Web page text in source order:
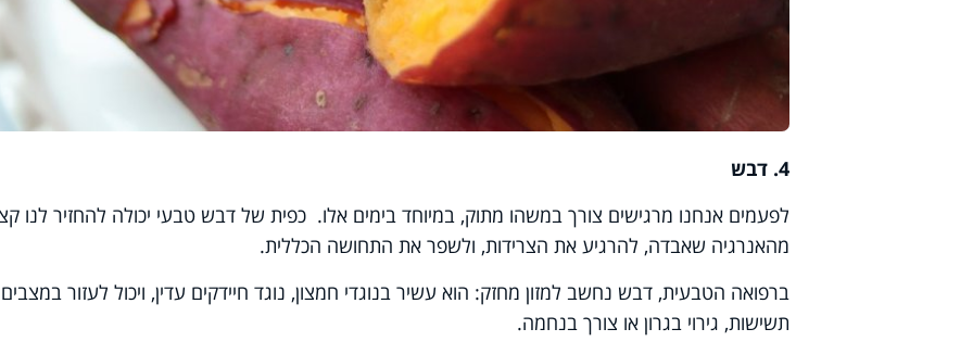
4. דבש
לפעמים אנחנו מרגישים צורך במשהו מתוק, במיוחד בימים אלו. כפית של דבש טבעי יכולה להחזיר לנו
מהאנרגיה שאבדה, להרגיע את הצרידות, ולשפר את התחושה הכללית.
ברפואה הטבעית, דבש נחשב למזון מחזק: הוא עשיר בנוגדי חמצון, נוגד חיידקים עדין, ויכול לעזור
תשישות, גירוי בגרון או צורך בנחמה.